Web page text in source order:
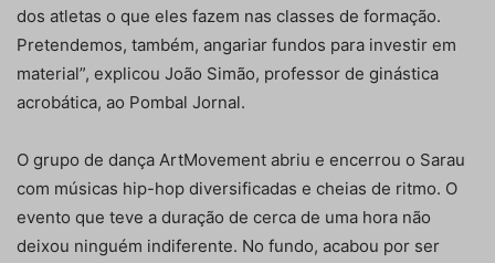
dos atletas o que eles fazem nas classes de formação.
Pretendemos, também, angariar fundos para investir em
material”, explicou João Simão, professor de ginástica
acrobática, ao Pombal Jornal.
O grupo de dança ArtMovement abriu e encerrou o Sarau
com músicas hip-hop diversificadas e cheias de ritmo. O
evento que teve a duração de cerca de uma hora não
deixou ninguém indiferente. No fundo, acabou por ser